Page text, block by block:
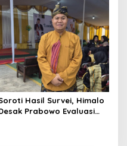
Hasil Survei, Himalo
Prabowo Evaluasi